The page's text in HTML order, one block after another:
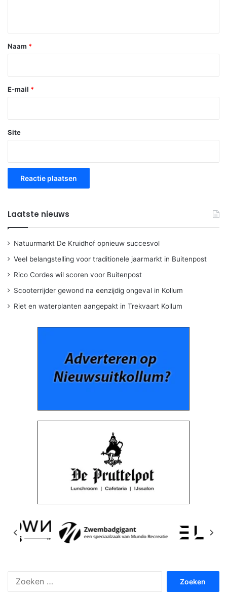
*
Naam *
E-mail *
Site
Laatste nieuws
Natuurmarkt De Kruidhof opnieuw succesvol
Veel belangstelling voor traditionele jaarmarkt in Buitenpost
Rico Cordes wil scoren voor Buitenpost
Scooterrijder gewond na eenzijdig ongeval in Kollum
Riet en waterplanten aangepakt in Trekvaart Kollum